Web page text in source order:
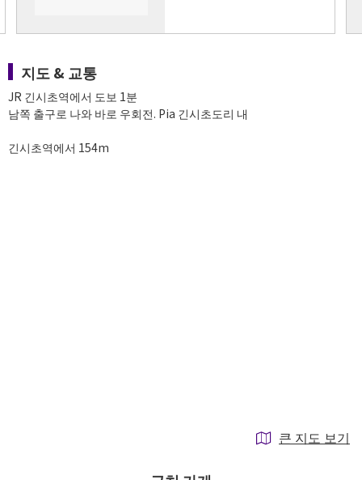
지도 & 교통
JR 긴시초역에서 도보 1분
남쪽 출구로 나와 바로 우회전. Pia 긴시초도리 내
긴시초역에서 154m
큰 지도 보기